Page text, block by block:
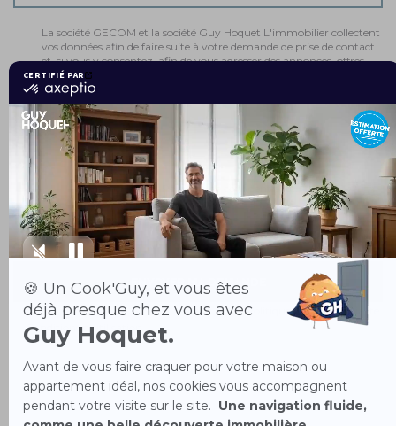
La société GECOM et la société Guy Hoquet L'immobilier collectent
vos données afin de faire suite à votre demande de prise de contact
et, si vous y consentez, afin de vous adresser des annonces, offres
promotionnelles, newsletters et actualités du réseau Guy Hoquet.
Vous disposez du droit d'accès, de rectification, de limitation, à la
portabilité, d'opposition, d'effacement, droit de retirer votre
consentement à tout moment, droit de définir des directives quant
au sort de vos données post-mortem ainsi que du droit d'introduire
une réclamation auprès de la CNIL. Pour en savoir plus sur la
protection des données à caractère personnel, les traitements que
nous effectuons et les modalités d'exercice de vos droits, vous
pouvez consulter notre
Politique de confidentialité.
Je consens à ce que la société GECOM et la société GUY HOQUET
L’IMMOBILIER transmettent mes données à leurs partenaires
commerciaux afin qu’ils me contactent par mail
Ce site est protégé par reCAPTCHA et GooglePolitique de confidentialité
etConditions d'utilisation
La société GECOM et la société GUY HOQUET L’IMMOBILIER, sont
responsables conjoints de traitement et collectent les données afin de faire
suite à votre demande de prise de contact sur la base de votre
consentement et, si vous y consentez expressément en cochant la case à
cet effet, afin de vous adresser des newsletters, actualités, annonces et
offres promotionnelles du réseau GUY HOQUET L’IMMOBILIER. Si vous